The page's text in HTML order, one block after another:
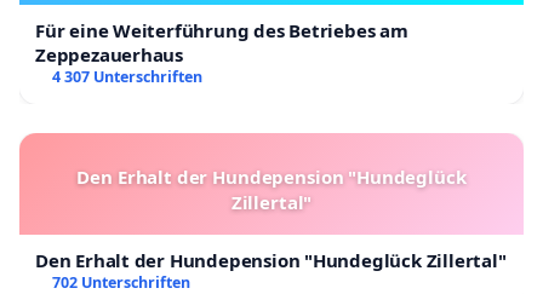
Für eine Weiterführung des Betriebes am
Zeppezauerhaus
4 307 Unterschriften
Den Erhalt der Hundepension "Hundeglück
Zillertal"
Den Erhalt der Hundepension "Hundeglück Zillertal"
702 Unterschriften